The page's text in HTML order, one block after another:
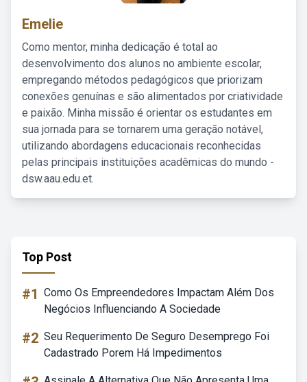
Emelie
Como mentor, minha dedicação é total ao
desenvolvimento dos alunos no ambiente escolar,
empregando métodos pedagógicos que priorizam
conexões genuínas e são alimentados por criatividade
e paixão. Minha missão é orientar os estudantes em
sua jornada para se tornarem uma geração notável,
utilizando abordagens educacionais reconhecidas
pelas principais instituições acadêmicas do mundo -
dsw.aau.edu.et.
Top Post
#1 Como Os Empreendedores Impactam Além Dos
Negócios Influenciando A Sociedade
#2 Seu Requerimento De Seguro Desemprego Foi
Cadastrado Porem Há Impedimentos